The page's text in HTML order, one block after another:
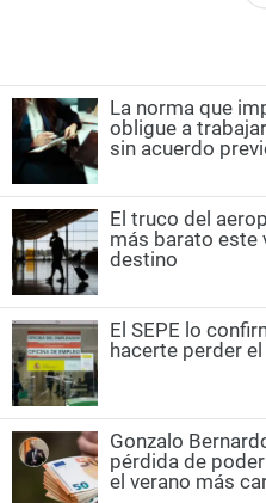
La norma que
obligue a
sin acuerdo
El truco del
más barato este
destino
El SEPE lo
hacerte perder
Gonzalo
pérdida de
el verano más